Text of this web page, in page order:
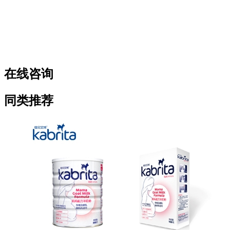
在线咨询
同类推荐